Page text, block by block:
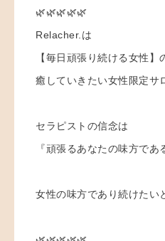
🌿🌿🌿🌿🌿
Relacher.は
【毎日頑張り続ける女性】
癒していきたい女性限定サ
セラピストの信念は
『頑張るあなたの味方であ
女性の味方であり続けたい